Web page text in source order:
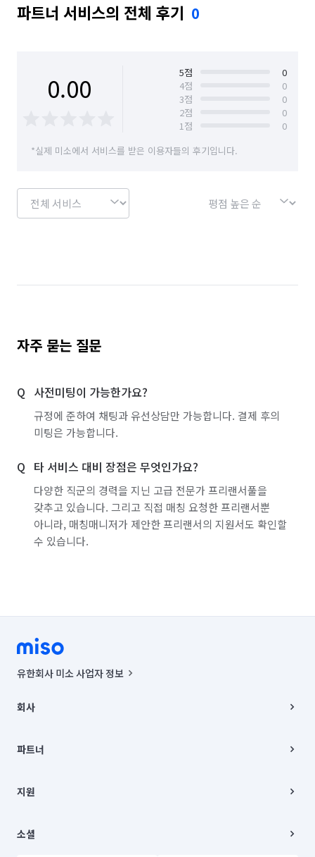
파트너 서비스의 전체 후기 0
0.00 5점
0
4점
0
3점
0
2점
0
1점
0
*실제 미소에서 서비스를 받은 이용자들의 후기입니다.
자주 묻는 질문
사전미팅이 가능한가요?
규정에 준하여 채팅과 유선상담만 가능합니다. 결제 후의
미팅은 가능합니다.
타 서비스 대비 장점은 무엇인가요?
다양한 직군의 경력을 지닌 고급 전문가 프리랜서풀을
갖추고 있습니다. 그리고 직접 매칭 요청한 프리랜서뿐
아니라, 매칭매니저가 제안한 프리랜서의 지원서도 확인할
수 있습니다.
유한회사 미소 사업자 정보
00019 |
주소 | 본사: 서울특별시 종로구 율곡로 6(중학동, 트윈트리빌딩) B동 5층
컨택센터 : 서울특별시 종로구 수송동 율곡로 24, 7층, 8층 미소
상품, 상품정보, 거래에 관한 의무와 책임은 거래당사자에게 있습니다.
언론 보도 관련 문의:
© 유한회사 미소. Miso, Inc. All Rights Reserved.
회사
채용
파트너
이사
지원
이용약관
소셜